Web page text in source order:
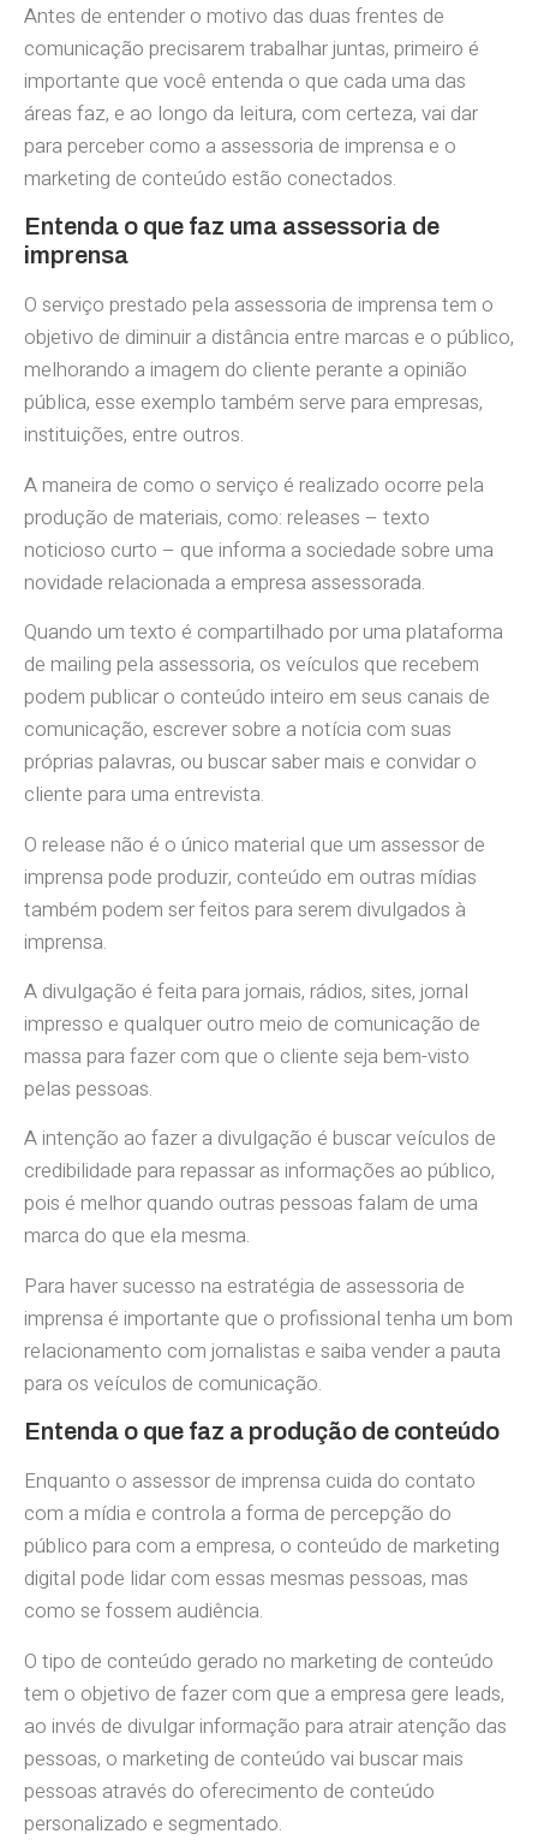
Antes de entender o motivo das duas frentes de
comunicação precisarem trabalhar juntas, primeiro é
importante que você entenda o que cada uma das
áreas faz, e ao longo da leitura, com certeza, vai dar
para perceber como a assessoria de imprensa e o
marketing de conteúdo estão conectados.
Entenda o que faz uma assessoria de
imprensa
O serviço prestado pela assessoria de imprensa tem o
objetivo de diminuir a distância entre marcas e o público,
melhorando a imagem do cliente perante a opinião
pública, esse exemplo também serve para empresas,
instituições, entre outros.
A maneira de como o serviço é realizado ocorre pela
produção de materiais, como: releases – texto
noticioso curto – que informa a sociedade sobre uma
novidade relacionada a empresa assessorada.
Quando um texto é compartilhado por uma plataforma
de mailing pela assessoria, os veículos que recebem
podem publicar o conteúdo inteiro em seus canais de
comunicação, escrever sobre a notícia com suas
próprias palavras, ou buscar saber mais e convidar o
cliente para uma entrevista.
O release não é o único material que um assessor de
imprensa pode produzir, conteúdo em outras mídias
também podem ser feitos para serem divulgados à
imprensa.
A divulgação é feita para jornais, rádios, sites, jornal
impresso e qualquer outro meio de comunicação de
massa para fazer com que o cliente seja bem-visto
pelas pessoas.
A intenção ao fazer a divulgação é buscar veículos de
credibilidade para repassar as informações ao público,
pois é melhor quando outras pessoas falam de uma
marca do que ela mesma.
Para haver sucesso na estratégia de assessoria de
imprensa é importante que o profissional tenha um bom
relacionamento com jornalistas e saiba vender a pauta
para os veículos de comunicação.
Entenda o que faz a produção de conteúdo
Enquanto o assessor de imprensa cuida do contato
com a mídia e controla a forma de percepção do
público para com a empresa, o conteúdo de marketing
digital pode lidar com essas mesmas pessoas, mas
como se fossem audiência.
O tipo de conteúdo gerado no marketing de conteúdo
tem o objetivo de fazer com que a empresa gere leads,
ao invés de divulgar informação para atrair atenção das
pessoas, o marketing de conteúdo vai buscar mais
pessoas através do oferecimento de conteúdo
personalizado e segmentado.